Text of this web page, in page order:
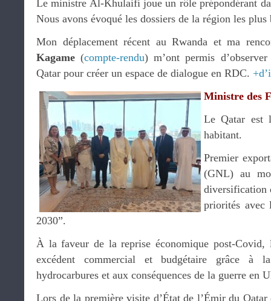
Le ministre Al-Khulaifi joue un rôle prépondérant
Nous avons évoqué les dossiers de la région les plus
Mon déplacement récent au Rwanda et ma
Kagame (compte-rendu) m’ont permis
Qatar pour créer un espace de dialogue en RDC.
Ministre des
Le Qatar est
habitant.
Premier
(GNL) au
diversification
priorités avec
2030”.
À la faveur de la reprise économique post-
excédent commercial et budgétaire grâce à
hydrocarbures et aux conséquences de la guerre en
Lors de la première visite d’État de l’Émir du